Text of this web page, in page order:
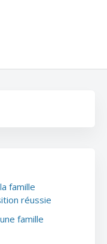
famille
réussie
famille